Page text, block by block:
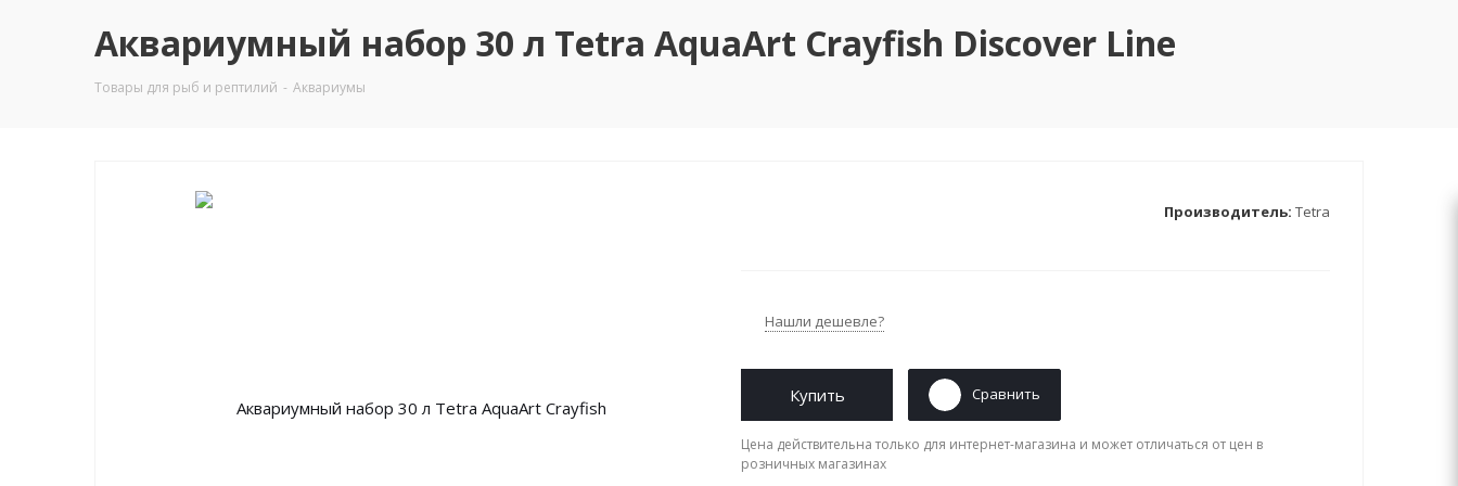
Аквариумный набор 30 л Tetra AquaArt Crayfish Discover Line
Товары для рыб и рептилий - Аквариумы
Производитель: Tetra
Нашли дешевле?
Купить Сравнить
Цена действительна только для интернет-магазина и может отличаться от цен в
розничных магазинах